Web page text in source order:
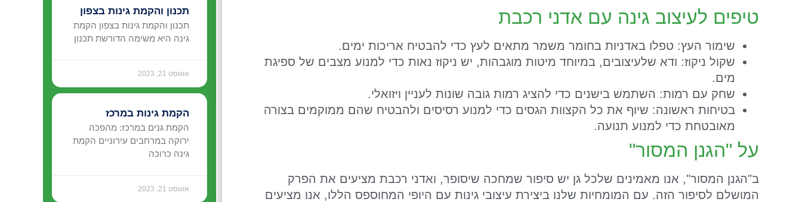
טיפים לעיצוב גינה עם אדני רכבת
שימור העץ: טפלו באדניות בחומר משמר מתאים לעץ כדי להבטיח אריכות ימים.
שקול ניקוז: ודא שלעיצובים, במיוחד מיטות מוגבהות, יש ניקוז נאות כדי למנוע מצבים של ספיגת
מים.
שחק עם רמות: השתמש בישנים כדי להציג רמות גובה שונות לעניין ויזואלי.
בטיחות ראשונה: שיוף את כל הקצוות הגסים כדי למנוע רסיסים ולהבטיח שהם ממוקמים בצורה
מאובטחת כדי למנוע תנועה.
על "הגנן המסור"
ב"הגנן המסור", אנו מאמינים שלכל גן יש סיפור שמחכה שיסופר, ואדני רכבת מציעים את הפרק
המושלם לסיפור הזה. עם המומחיות שלנו ביצירת עיצובי גינות עם היופי המחוספס הללו, אנו מציעים
תכנון והקמת גינות בצפון
תכנון והקמת גינות בצפון הקמת
גינה היא משימה הדורשת תכנון
אוגוסט 21, 2023
הקמת גינות במרכז
הקמת גנים במרכז: מהפכה
ירוקה במרחבים עירוניים הקמת
גינה כרוכה
אוגוסט 21, 2023